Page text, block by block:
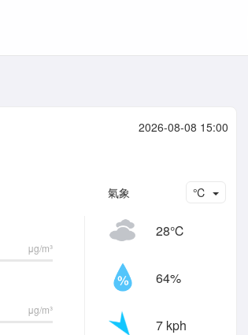
2026-08-08 15:00
μg/m³
μg/m³
氣象 ℃
28℃
64%
7 kph